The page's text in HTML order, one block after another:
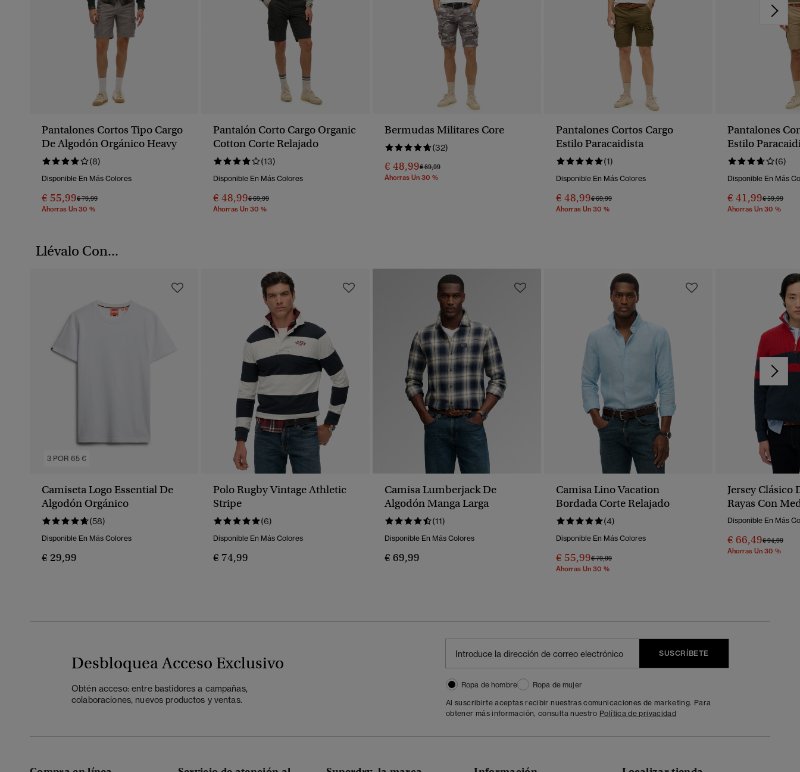
Pantalones Cortos Tipo Cargo
De Algodón Orgánico Heavy
(8)
Disponible En Más Colores
€ 55,99Precio Rebajado De
€ 79,99A
Ahorras Un 30 %
Pantalón Corto Cargo Organic
Cotton Corte Relajado
(13)
Disponible En Más Colores
€ 48,99Precio Rebajado De
€ 69,99A
Ahorras Un 30 %
Bermudas Militares Core
(32)
€ 48,99Precio Rebajado De
€ 69,99A
Ahorras Un 30 %
Pantalones Cortos Cargo
Estilo Paracaidista
(1)
Disponible En Más Colores
€ 48,99Precio Rebajado De
€ 69,99A
Ahorras Un 30 %
Pantalones
Estilo
(6)
Disponible En Más
€ 41,99Precio
€ 59,99A
Ahorras Un 30 %
Llévalo Con...
3 POR 65 €
Camiseta Logo Essential De
Algodón Orgánico
(58)
Disponible En Más Colores
€ 29,99
Polo Rugby Vintage Athletic
Stripe
(6)
Disponible En Más Colores
€ 74,99
Camisa Lumberjack De
Algodón Manga Larga
(11)
Disponible En Más Colores
€ 69,99
Camisa Lino Vacation
Bordada Corte Relajado
(4)
Disponible En Más Colores
€ 55,99Precio Rebajado De
€ 79,99A
Ahorras Un 30 %
Jersey Clásico
Rayas Con
Disponible En Más
€ 66,49Precio
€ 94,99A
Ahorras Un 30 %
Desbloquea Acceso Exclusivo
Obtén acceso: entre bastidores a campañas,
colaboraciones, nuevos productos y ventas.
SUSCRÍBETE
Ropa de hombre
Ropa de mujer
Al suscribirte aceptas recibir nuestras comunicaciones de marketing. Para
obtener más información, consulta nuestro Política de privacidad